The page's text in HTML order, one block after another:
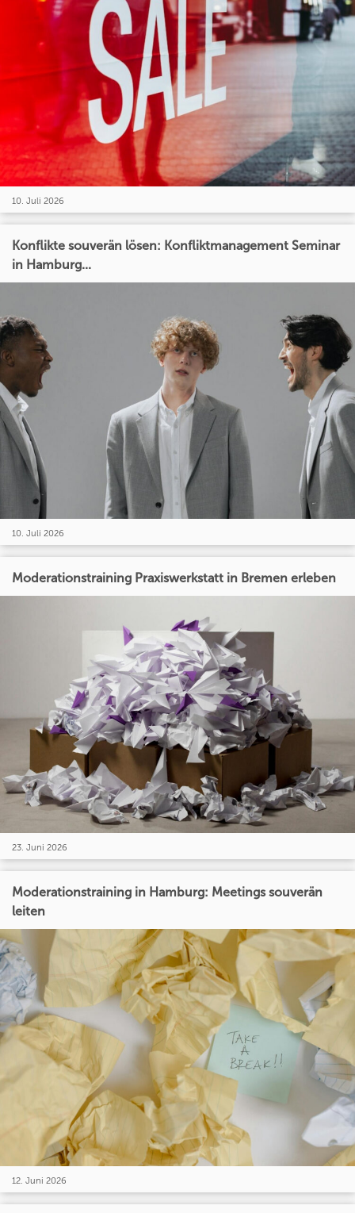
10. Juli 2026
Konflikte souverän lösen: Konfliktmanagement Seminar
in Hamburg...
10. Juli 2026
Moderationstraining Praxiswerkstatt in Bremen erleben
23. Juni 2026
Moderationstraining in Hamburg: Meetings souverän
leiten
12. Juni 2026